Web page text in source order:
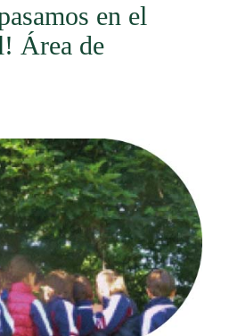
en el
Área de